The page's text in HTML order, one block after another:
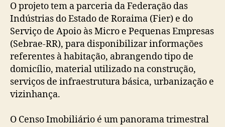
O projeto tem a parceria da Federação das
Indústrias do Estado de Roraima (Fier) e do
Serviço de Apoio às Micro e Pequenas Empresas
(Sebrae-RR), para disponibilizar informações
referentes à habitação, abrangendo tipo de
domicílio, material utilizado na construção,
serviços de infraestrutura básica, urbanização e
vizinhança.
O Censo Imobiliário é um panorama trimestral